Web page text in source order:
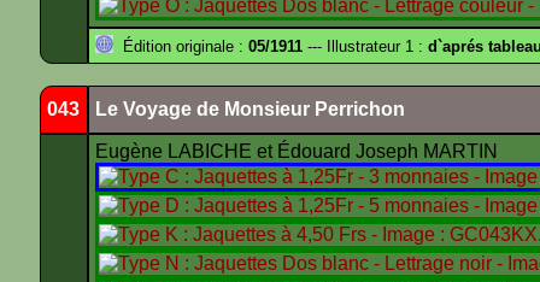
Édition originale : 05/1911 --- Illustrateur 1 : d`aprés
043 Le Voyage de Monsieur Perrichon
Eugène LABICHE et Édouard Joseph MARTIN